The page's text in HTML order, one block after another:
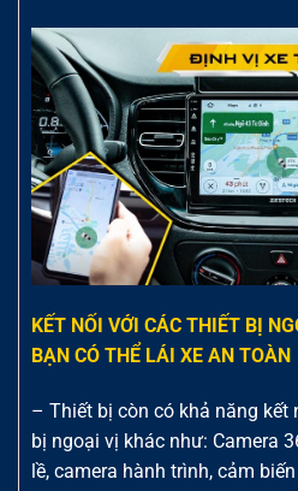
KẾT NỐI VỚI CÁC THIẾT BỊ
BẠN CÓ THỂ LÁI XE AN TOÀN
– Thiết bị còn có khả năng kết
bị ngoại vị khác như: Camera
lề, camera hành trình, cảm